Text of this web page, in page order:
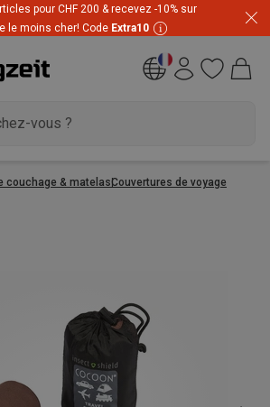
pour CHF 200 & recevez -10% sur
le moins cher! Code Extra10
couchage & matelasCouvertures de voyage